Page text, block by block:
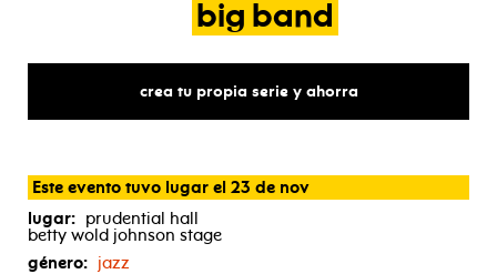
big band
crea tu propia serie y ahorra
Este evento tuvo lugar el 23 de nov
lugar: prudential hall
betty wold johnson stage
género: jazz